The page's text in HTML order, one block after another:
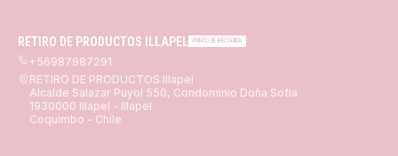
RETIRO DE PRODUCTOS ILLAPEL PUNTO DE RECOGIDA
+56987987291
RETIRO DE PRODUCTOS Illapel
Alcalde Salazar Puyol 550, Condominio Doña Sofia
1930000 Illapel - Illapel
Coquimbo - Chile